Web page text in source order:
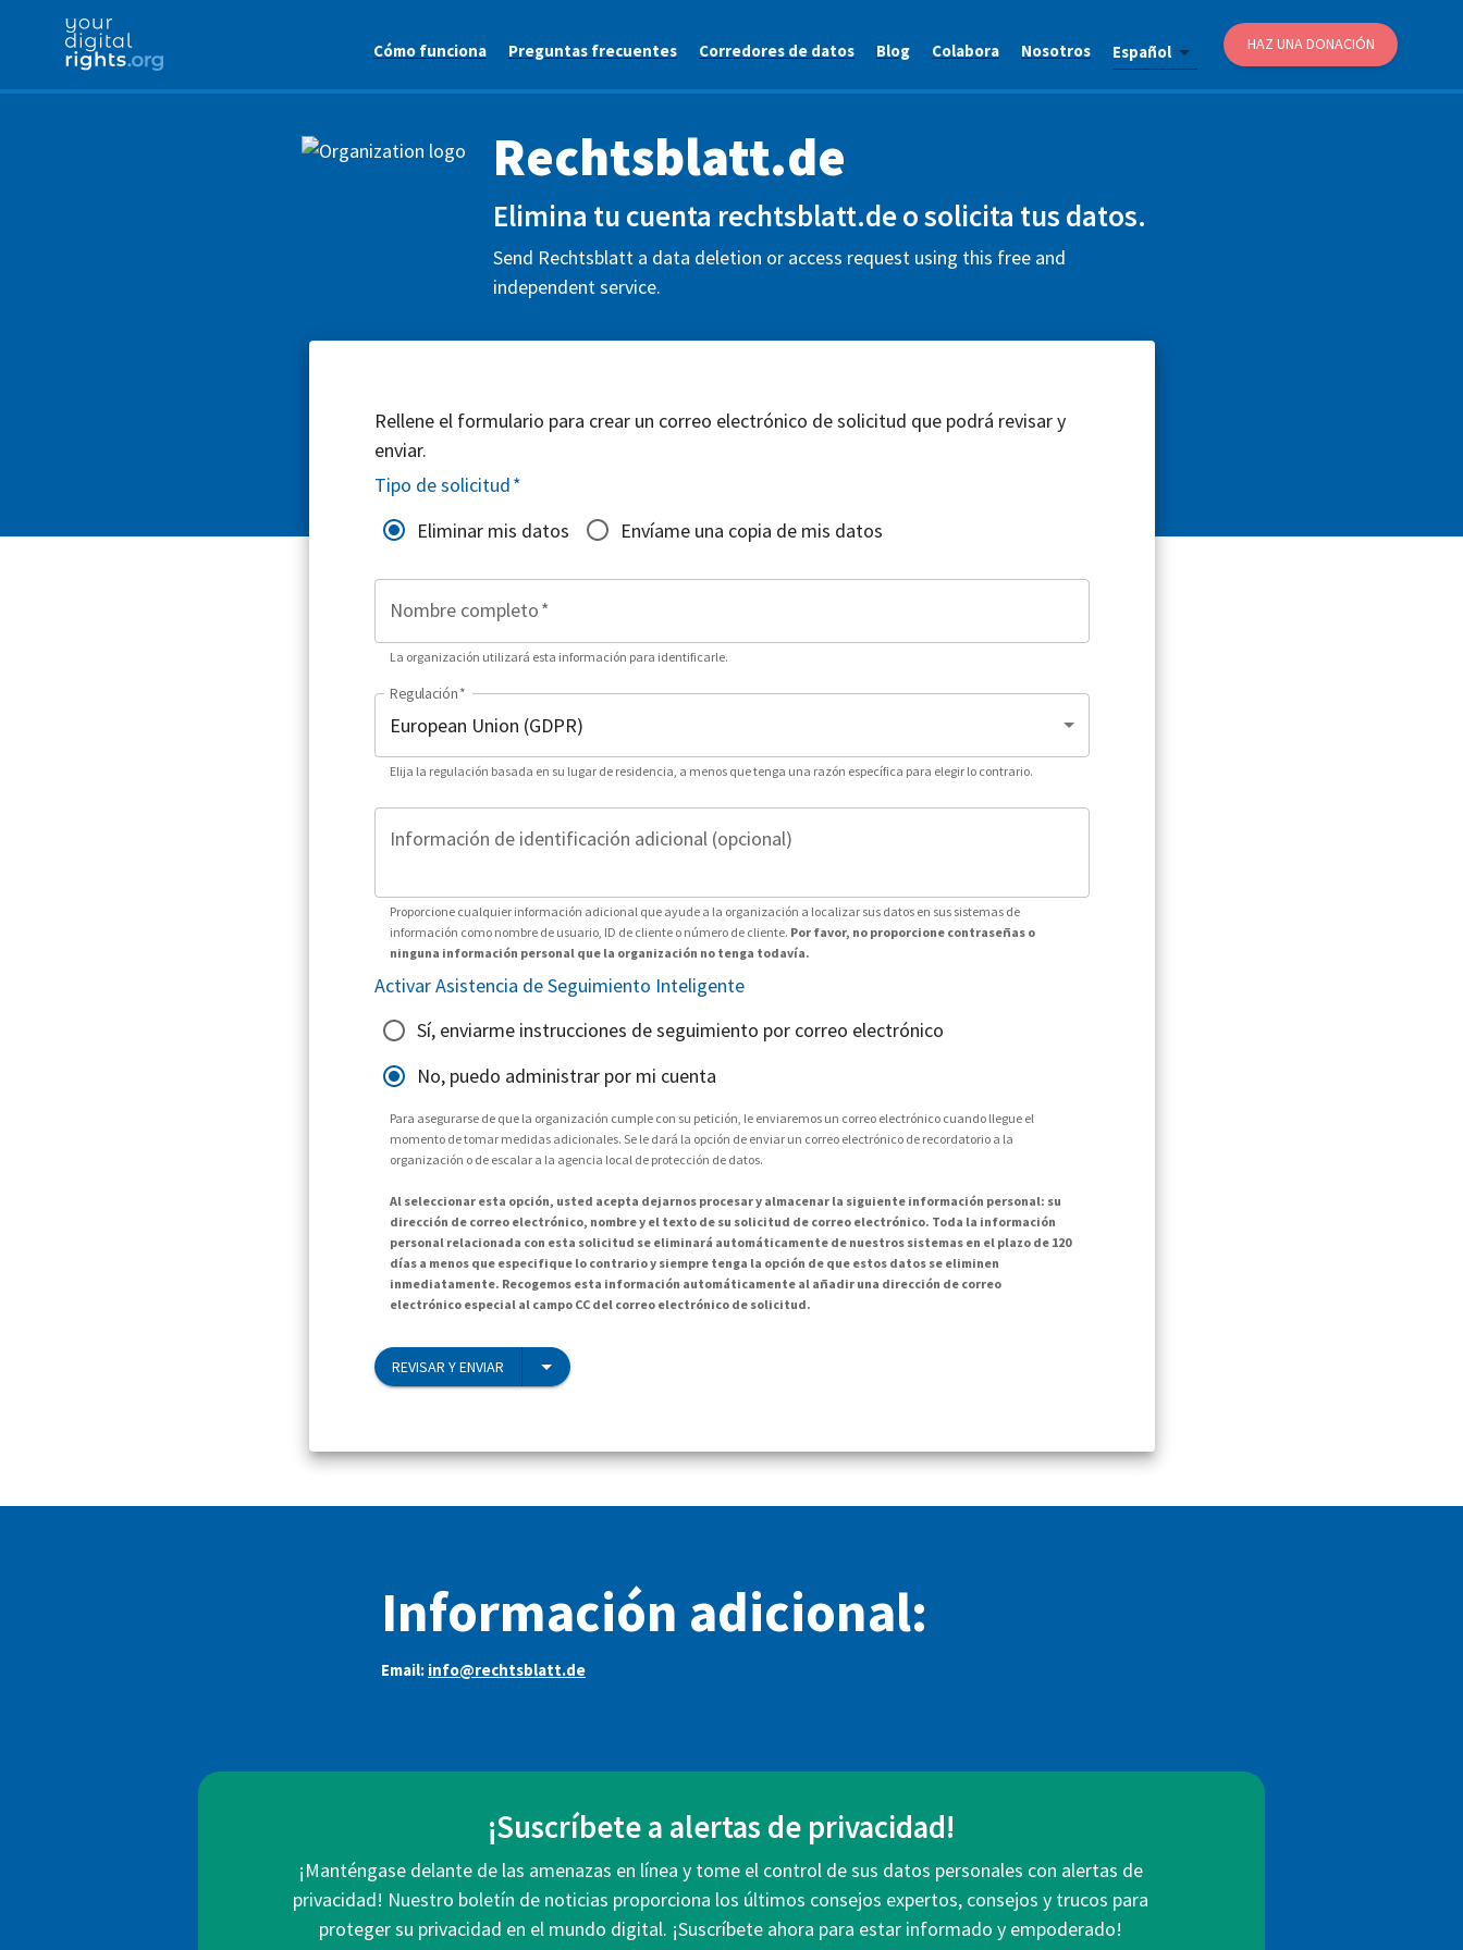
Cómo funciona Preguntas frecuentes Corredores de datos Blog Colabora Nosotros Español HAZ UNA DONACIÓN
Rechtsblatt.de
Elimina tu cuenta rechtsblatt.de o solicita tus datos.
Send Rechtsblatt a data deletion or access request using this free and
independent service.
Rellene el formulario para crear un correo electrónico de solicitud que podrá revisar y
enviar.
Tipo de solicitud*
Eliminar mis datos
Envíame una copia de mis datos
Nombre completo*
La organización utilizará esta información para identificarle.
Regulación*
Elija la regulación basada en su lugar de residencia, a menos que tenga una razón específica para elegir lo contrario.
Información de identificación adicional (opcional)
Proporcione cualquier información adicional que ayude a la organización a localizar sus datos en sus sistemas de
información como nombre de usuario, ID de cliente o número de cliente. Por favor, no proporcione contraseñas o
ninguna información personal que la organización no tenga todavía.
Activar Asistencia de Seguimiento Inteligente
Sí, enviarme instrucciones de seguimiento por correo electrónico
No, puedo administrar por mi cuenta
Para asegurarse de que la organización cumple con su petición, le enviaremos un correo electrónico cuando llegue el
momento de tomar medidas adicionales. Se le dará la opción de enviar un correo electrónico de recordatorio a la
organización o de escalar a la agencia local de protección de datos.
Al seleccionar esta opción, usted acepta dejarnos procesar y almacenar la siguiente información personal: su
dirección de correo electrónico, nombre y el texto de su solicitud de correo electrónico. Toda la información
personal relacionada con esta solicitud se eliminará automáticamente de nuestros sistemas en el plazo de 120
días a menos que especifique lo contrario y siempre tenga la opción de que estos datos se eliminen
inmediatamente. Recogemos esta información automáticamente al añadir una dirección de correo
electrónico especial al campo CC del correo electrónico de solicitud.
REVISAR Y ENVIAR
Información adicional:
Email: info@rechtsblatt.de
¡Suscríbete a alertas de privacidad!
¡Manténgase delante de las amenazas en línea y tome el control de sus datos personales con alertas de
privacidad! Nuestro boletín de noticias proporciona los últimos consejos expertos, consejos y trucos para
proteger su privacidad en el mundo digital. ¡Suscríbete ahora para estar informado y empoderado!